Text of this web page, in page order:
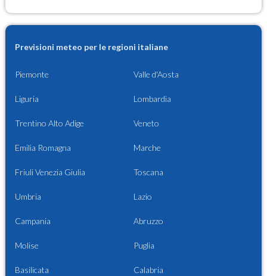
Previsioni meteo per le regioni italiane
Piemonte Valle d'Aosta
Liguria Lombardia
Trentino Alto Adige Veneto
Emilia Romagna Marche
Friuli Venezia Giulia Toscana
Umbria Lazio
Campania Abruzzo
Molise Puglia
Basilicata Calabria